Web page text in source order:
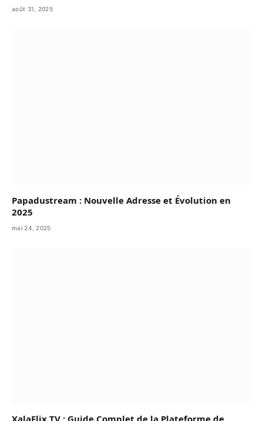
août 31, 2025
Papadustream : Nouvelle Adresse et Évolution en
2025
mai 24, 2025
XalaFlix TV : Guide Complet de la Plateforme de